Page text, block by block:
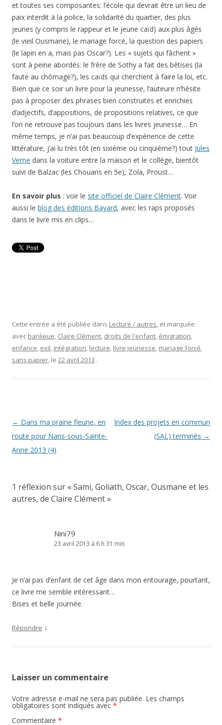
et toutes ses composantes: l’école qui devrait être un lieu de
paix interdit à la police, la solidarité du quartier, des plus
jeunes (y compris le rappeur et le jeune caïd) aux plus âgés
(le vieil Ousmane), le mariage forcé, la question des papiers
(le lapin en a, mais pas Oscar?). Les « sujets qui fâchent »
sont à peine abordés: le frère de Sothy a fait des bêtises (la
faute au chômage?), les caïds qui cherchent à faire la loi, etc.
Bien que ce soir un livre pour la jeunesse, l’auteure n’hésite
pas à proposer des phrases bien construites et enrichies
d’adjectifs, d’appositions, de propositions relatives, ce que
l’on ne retrouve pas toujours dans les livres jeunesse… En
même temps, je n’ai pas beaucoup d’expérience de cette
littérature, j’ai lu très tôt (en sixième ou cinquième?) tout Jules
Verne dans la voiture entre la maison et le collège, bientôt
suivi de Balzac (les Chouans en 5e), Zola, Proust…
En savoir plus : voir le site officiel de Claire Clément. Voir
aussi le blog des éditions Bayard, avec les raps proposés
dans le livre mis en clips…
Cette entrée a été publiée dans Lecture / autres, et marquée
avec banlieue, Claire Clément, droits de l'enfant, émigration,
enfance, exil, intégration, lecture, livre jeunesse, mariage forcé,
sans papier, le 22 avril 2013 .
Navigation
des
articles
← Dans ma prairie fleurie, en
route pour Nans-sous-Sainte-
Anne 2013 (4)
Index des projets en commun
(SAL) terminés →
1 réflexion sur «Sami, Goliath, Oscar, Ousmane et les
autres, de Claire Clément»
Nini79
23 avril 2013 à 6 h 31 min
Je n’ai pas d’enfant de cet âge dans mon entourage, pourtant,
ce livre me semble intéressant…
Bises et belle journée.
Répondre ↓
Laisser un commentaire
Votre adresse e-mail ne sera pas publiée. Les champs
obligatoires sont indiqués avec *
Commentaire *